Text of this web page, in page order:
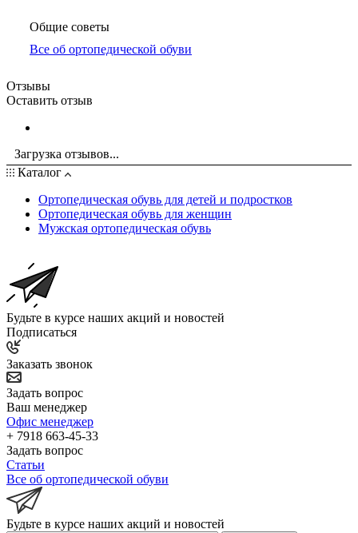
Общие советы
Все об ортопедической обуви
Отзывы
Оставить отзыв
Загрузка отзывов...
Каталог
Ортопедическая обувь для детей и подростков
Ортопедическая обувь для женщин
Мужская ортопедическая обувь
Будьте в курсе наших акций и новостей
Подписаться
Заказать звонок
Задать вопрос
Ваш менеджер
Офис менеджер
+ 7918 663-45-33
Задать вопрос
Статьи
Все об ортопедической обуви
Будьте в курсе наших акций и новостей